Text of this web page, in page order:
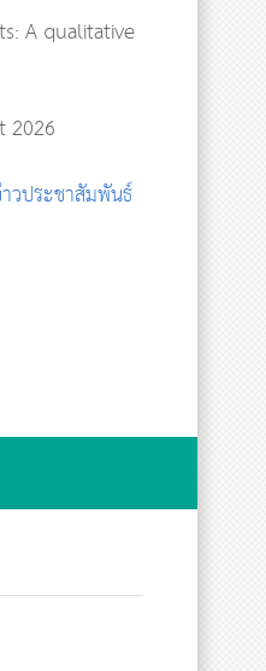
A qualitative
2026
วประชาสัมพันธ์